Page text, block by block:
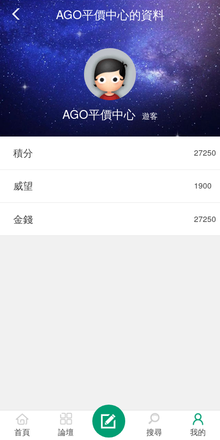
AGO平價中心的資料
AGO平價中心 遊客
27250
積分
1900
威望
27250
金錢
首頁 論壇 搜尋 我的